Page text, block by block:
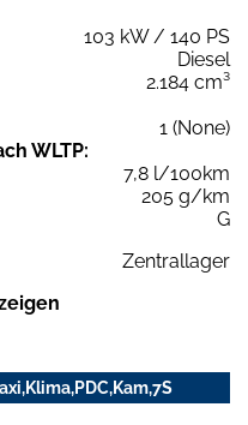
103 kW / 140 PS
Diesel
2.184 cm³
1 (None)
WLTP:
7,8 l/100km
205 g/km
G
Zentrallager